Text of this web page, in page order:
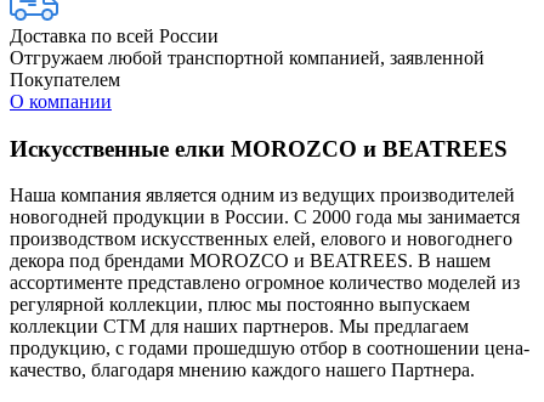
Доставка по всей России
Отгружаем любой транспортной компанией, заявленной
Покупателем
О компании
Искусственные елки MOROZCO и BEATREES
Наша компания является одним из ведущих производителей
новогодней продукции в России. С 2000 года мы занимается
производством искусственных елей, елового и новогоднего
декора под брендами MOROZCO и BEATREES. В нашем
ассортименте представлено огромное количество моделей из
регулярной коллекции, плюс мы постоянно выпускаем
коллекции CTM для наших партнеров. Мы предлагаем
продукцию, с годами прошедшую отбор в соотношении цена-
качество, благодаря мнению каждого нашего Партнера.